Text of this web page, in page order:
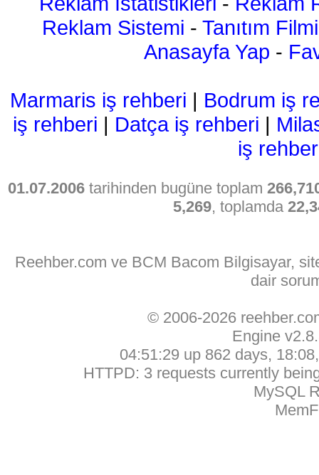
Reklam Sistemi - Tanıtım Filmi
Anasayfa Yap -
Marmaris iş rehberi | Bodrum iş
iş rehberi | Datça iş rehberi |
iş
01.07.2006 tarihinden bugüne toplam
5,269, toplamda
Reehber.com ve BCM Bacom Bilgisayar,
dair
© 2006-2026
Engine
04:51:29 up 862 days,
HTTPD: 3 requests currently
MySQL